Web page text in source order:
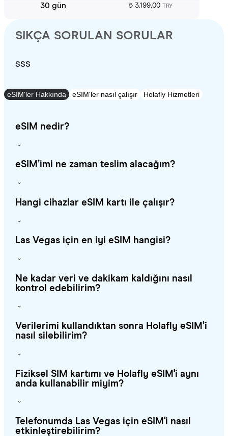
30 gün ₺ 3.199,00 TRY
SIKÇA SORULAN SORULAR
SSS
eSIM'ler Hakkında eSIM'ler nasıl çalışır Holafly Hizmetleri
eSIM nedir?
eSIM’imi ne zaman teslim alacağım?
Hangi cihazlar eSIM kartı ile çalışır?
Las Vegas için en iyi eSIM hangisi?
Ne kadar veri ve dakikam kaldığını nasıl
kontrol edebilirim?
Verilerimi kullandıktan sonra Holafly eSIM’i
nasıl silebilirim?
Fiziksel SIM kartımı ve Holafly eSIM'i aynı
anda kullanabilir miyim?
Telefonumda Las Vegas için eSIM'i nasıl
etkinleştirebilirim?